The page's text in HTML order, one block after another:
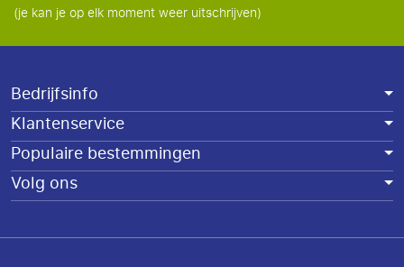
(je kan je op elk moment weer uitschrijven)
Bedrijfsinfo
Klantenservice
Populaire bestemmingen
Volg ons